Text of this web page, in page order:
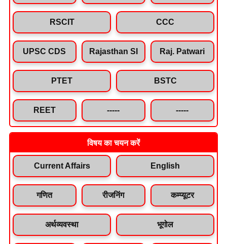
RSCIT CCC
UPSC CDS Rajasthan SI Raj. Patwari
PTET BSTC
REET ----- -----
विषय का चयन करें
Current Affairs English
गणित रीजनिंग कम्प्यूटर
अर्थव्यवस्था भूगोल